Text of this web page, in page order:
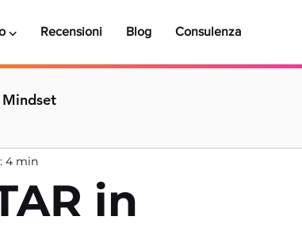
⌵ Recensioni Blog Consulenza
in
4 min